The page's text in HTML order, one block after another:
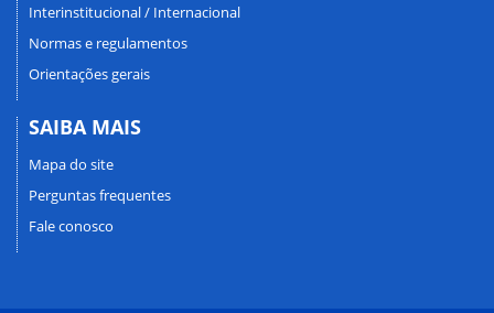
Interinstitucional / Internacional
Normas e regulamentos
Orientações gerais
SAIBA MAIS
Mapa do site
Perguntas frequentes
Fale conosco